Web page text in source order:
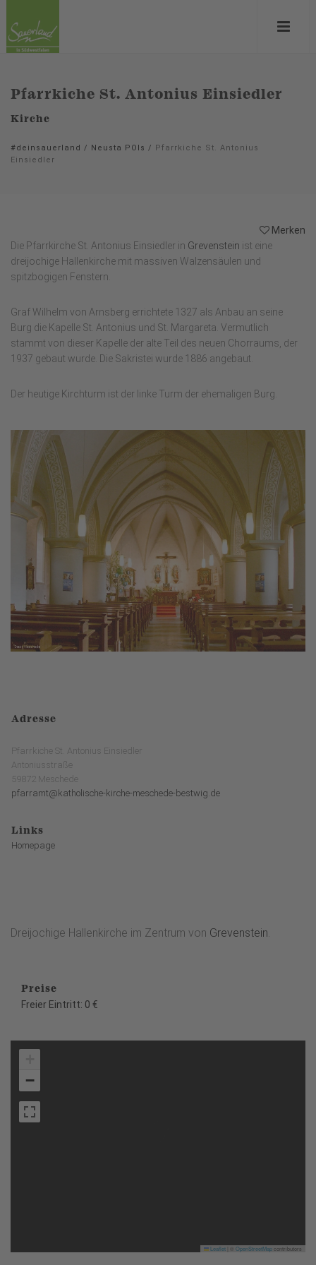
Pfarrkiche St. Antonius Einsiedler
Kirche
#deinsauerland / Neusta POIs / Pfarrkiche St. Antonius
Einsiedler
Merken
Die Pfarrkirche St. Antonius Einsiedler in Grevenstein ist eine
dreijochige Hallenkirche mit massiven Walzensäulen und
spitzbogigen Fenstern.
Graf Wilhelm von Arnsberg errichtete 1327 als Anbau an seine
Burg die Kapelle St. Antonius und St. Margareta. Vermutlich
stammt von dieser Kapelle der alte Teil des neuen Chorraums, der
1937 gebaut wurde. Die Sakristei wurde 1886 angebaut.
Der heutige Kirchturm ist der linke Turm der ehemaligen Burg.
Adresse
Pfarrkiche St. Antonius Einsiedler
Antoniusstraße
59872 Meschede
pfarramt@katholische-kirche-meschede-bestwig.de
Links
Homepage
Dreijochige Hallenkirche im Zentrum von Grevenstein
Preise
Freier Eintritt: 0 €
−
Leaflet OpenStreetMapcontributors